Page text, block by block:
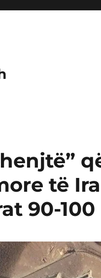
të
90-